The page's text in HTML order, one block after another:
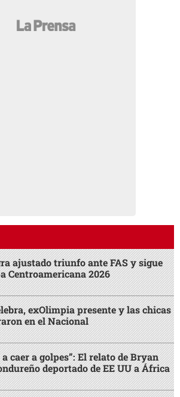
ajustado triunfo ante FAS y sigue
Centroamericana 2026
exOlimpia presente y las chicas
en el Nacional
a caer a golpes”: El relato de Bryan
deportado de EE UU a África